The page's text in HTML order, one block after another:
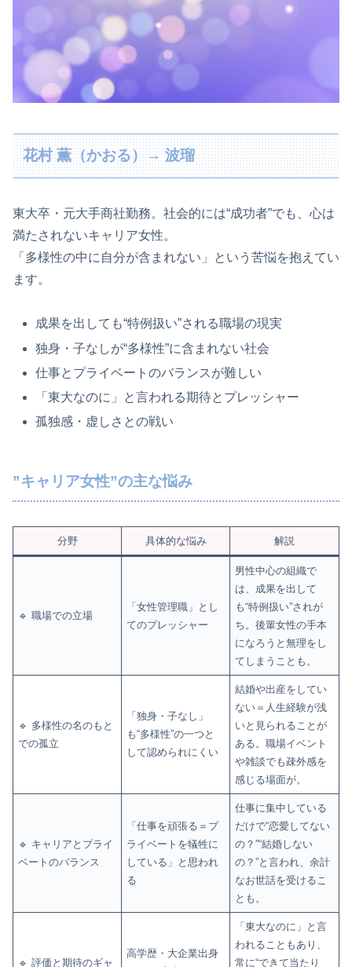
花村 薫（かおる）→ 波瑠
東大卒・元大手商社勤務。社会的には“成功者”でも、心は
満たされないキャリア女性。
「多様性の中に自分が含まれない」という苦悩を抱えてい
ます。
成果を出しても“特例扱い”される職場の現実
独身・子なしが“多様性”に含まれない社会
仕事とプライベートのバランスが難しい
「東大なのに」と言われる期待とプレッシャー
孤独感・虚しさとの戦い
”キャリア女性”の主な悩み
分野 具体的な悩み 解説
🔹 職場での立場
「女性管理職」とし
てのプレッシャー
男性中心の組織で
は、成果を出して
も“特例扱い”されが
ち。後輩女性の手本
になろうと無理をし
てしまうことも。
🔹 多様性の名のもと
での孤立
「独身・子なし」
も“多様性”の一つと
して認められにくい
結婚や出産をしてい
ない＝人生経験が浅
いと見られることが
ある。職場イベント
や雑談でも疎外感を
感じる場面が。
🔹 キャリアとプライ
ベートのバランス
「仕事を頑張る＝プ
ライベートを犠牲に
している」と思われ
る
仕事に集中している
だけで“恋愛してない
の？”“結婚しない
の？”と言われ、余計
なお世話を受けるこ
とも。
🔹 評価と期待のギャ
高学歴・大企業出身
「東大なのに」と言
われることもあり、
常に“できて当たり